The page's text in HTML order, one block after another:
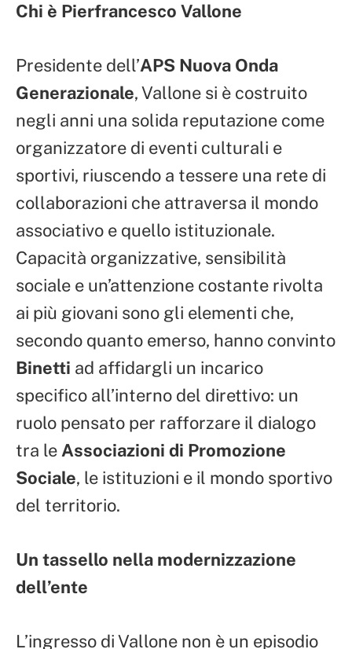
Chi è Pierfrancesco Vallone
Presidente dell’APS Nuova Onda
Generazionale, Vallone si è costruito
negli anni una solida reputazione come
organizzatore di eventi culturali e
sportivi, riuscendo a tessere una rete di
collaborazioni che attraversa il mondo
associativo e quello istituzionale.
Capacità organizzative, sensibilità
sociale e un’attenzione costante rivolta
ai più giovani sono gli elementi che,
secondo quanto emerso, hanno convinto
Binetti ad affidargli un incarico
specifico all’interno del direttivo: un
ruolo pensato per rafforzare il dialogo
tra le Associazioni di Promozione
Sociale, le istituzioni e il mondo sportivo
del territorio.
Un tassello nella modernizzazione
dell’ente
L’ingresso di Vallone non è un episodio